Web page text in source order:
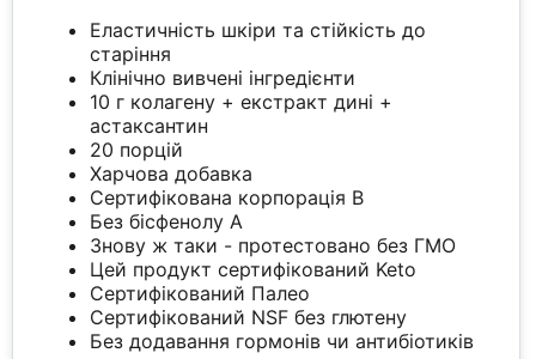
Еластичність шкіри та стійкість до
старіння
Клінічно вивчені інгредієнти
10 г колагену + екстракт дині +
астаксантин
20 порцій
Харчова добавка
Сертифікована корпорація B
Без бісфенолу А
Знову ж таки - протестовано без ГМО
Цей продукт сертифікований Keto
Сертифікований Палео
Сертифікований NSF без глютену
Без додавання гормонів чи антибіотиків